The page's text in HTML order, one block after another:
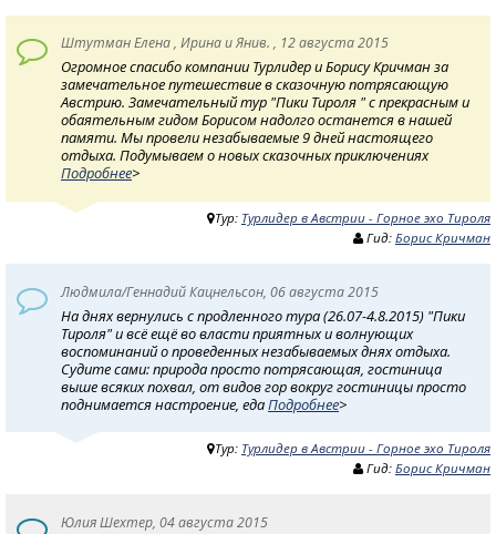
Штутман Елена , Ирина и Янив. , 12 августа 2015
Огромное спасибо компании Турлидер и Борису Кричман за
замечательное путешествие в сказочную потрясающую
Австрию. Замечательный тур "Пики Тироля " с прекрасным и
обаятельным гидом Борисом надолго останется в нашей
памяти. Мы провели незабываемые 9 дней настоящего
отдыха. Подумываем о новых сказочных приключениях
Подробнее>
Тур: Турлидер в Австрии - Горное эхо Тироля
Гид: Борис Кричман
Людмила/Геннадий Кацнельсон, 06 августа 2015
На днях вернулись с продленного тура (26.07-4.8.2015) "Пики
Тироля" и всё ещё во власти приятных и волнующих
воспоминаний о проведенных незабываемых днях отдыха.
Судите сами: природа просто потрясающая, гостиница
выше всяких похвал, от видов гор вокруг гостиницы просто
поднимается настроение, едаПодробнее>
Тур: Турлидер в Австрии - Горное эхо Тироля
Гид: Борис Кричман
Юлия Шехтер, 04 августа 2015